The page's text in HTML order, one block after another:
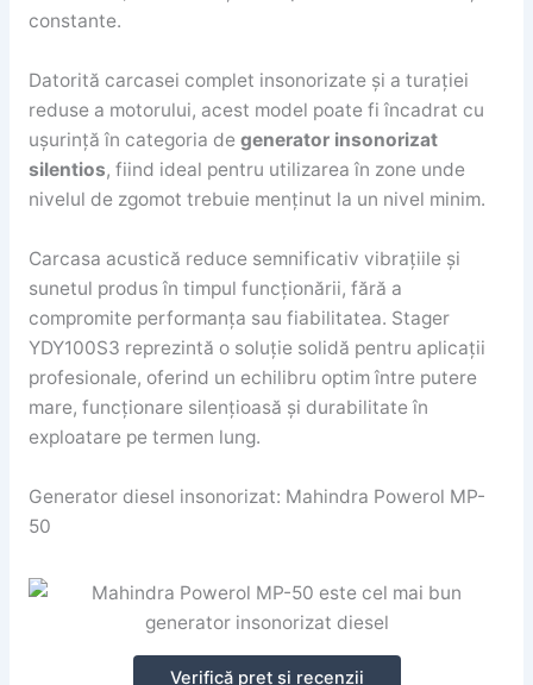
constante.
Datorită carcasei complet insonorizate și a turației
reduse a motorului, acest model poate fi încadrat cu
ușurință în categoria de generator insonorizat
silentios, fiind ideal pentru utilizarea în zone unde
nivelul de zgomot trebuie menținut la un nivel minim.
Carcasa acustică reduce semnificativ vibrațiile și
sunetul produs în timpul funcționării, fără a
compromite performanța sau fiabilitatea. Stager
YDY100S3 reprezintă o soluție solidă pentru aplicații
profesionale, oferind un echilibru optim între putere
mare, funcționare silențioasă și durabilitate în
exploatare pe termen lung.
Generator diesel insonorizat: Mahindra Powerol MP-
50
Verifică preț și recenzii